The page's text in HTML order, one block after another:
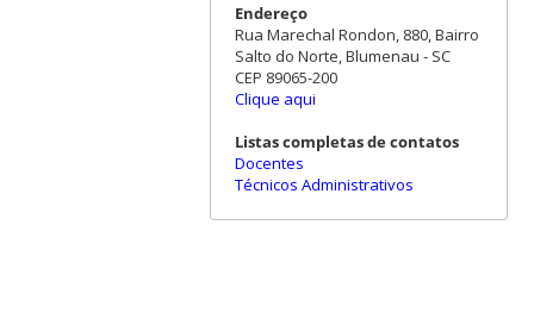
Endereço
Rua Marechal Rondon, 880, Bairro
Salto do Norte, Blumenau - SC
CEP 89065-200
Clique aqui
Listas completas de contatos
Docentes
Técnicos Administrativos